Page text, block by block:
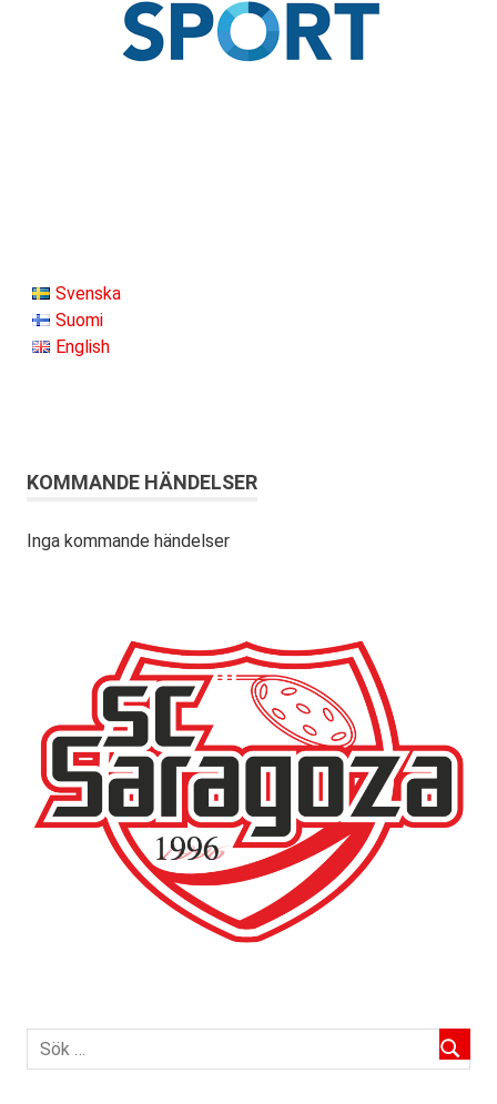
Svenska
Suomi
English
KOMMANDE HÄNDELSER
Inga kommande händelser